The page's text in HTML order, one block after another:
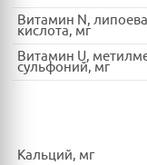
Витамин N,
кислота, мг
Витамин U,
сульфоний, мг
Кальций, мг